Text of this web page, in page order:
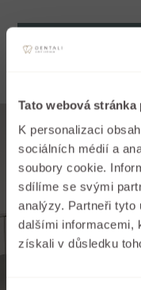
Tato webová
K personalizaci
sociálních médií a
soubory cookie.
sdílíme se svými
analýzy. Partneři tyto
dalšími informacemi,
získali v důsledku